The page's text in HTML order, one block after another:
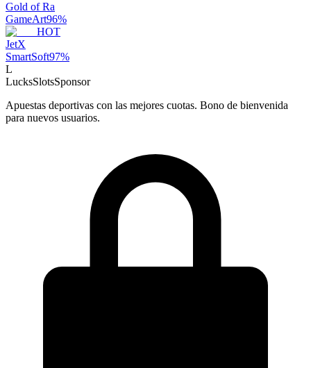
Gold of Ra
GameArt96%
HOT
JetX
SmartSoft97%
L
LucksSlotsSponsor
Apuestas deportivas con las mejores cuotas. Bono de bienvenida
para nuevos usuarios.